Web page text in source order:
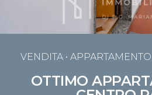
VENDITA• APPARTAMENTO
OTTIMO